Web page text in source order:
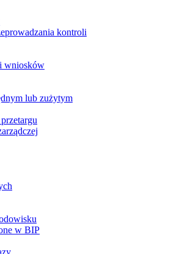
kontroli
i wniosków
lub zużytym
w BIP